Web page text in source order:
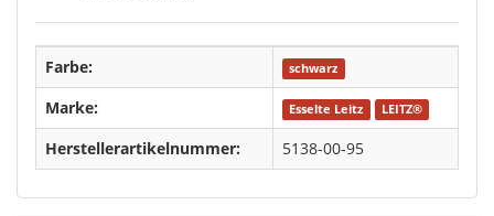
Farbe: schwarz
Marke: Esselte Leitz LEITZ®
Herstellerartikelnummer: 5138-00-95